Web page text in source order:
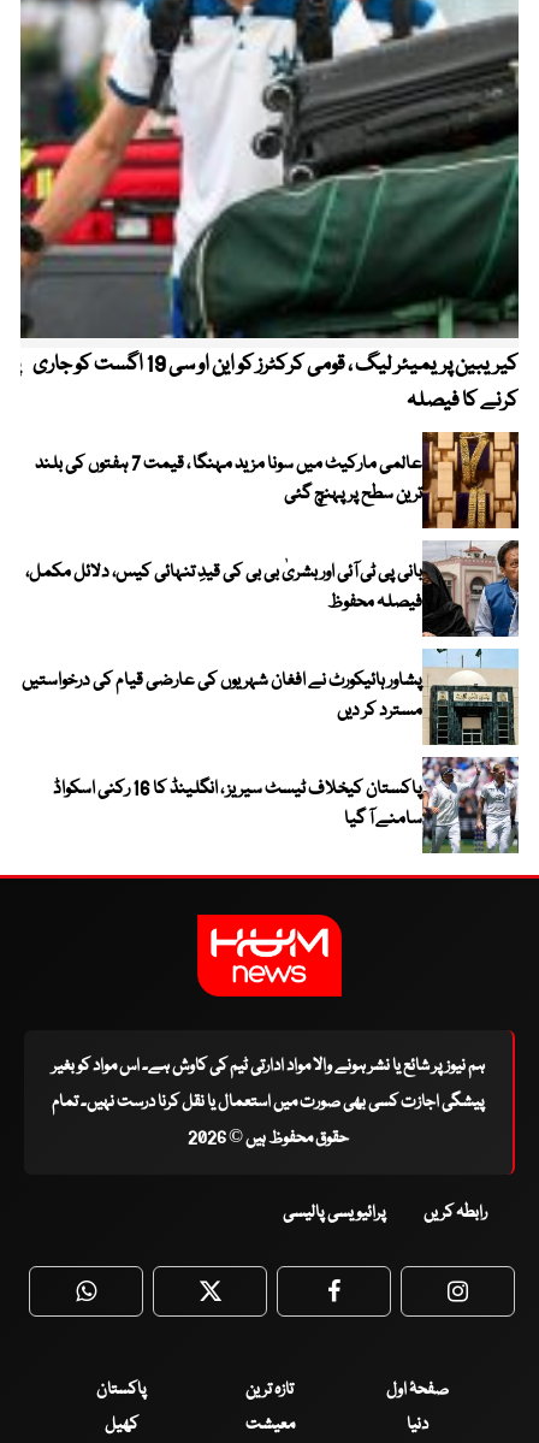
کیریبین پریمیئر لیگ ، قومی کرکٹرز کو این او سی 19 اگست کو جاری
کرنے کا فیصلہ
عالمی مارکیٹ میں سونا مزید مہنگا ، قیمت 7 ہفتوں کی بلند
ترین سطح پر پہنچ گئی
بانی پی ٹی آئی اور بشریٰ بی بی کی قیدِ تنہائی کیس، دلائل مکمل،
فیصلہ محفوظ
پشاور ہائیکورٹ نے افغان شہریوں کی عارضی قیام کی درخواستیں
مسترد کر دیں
پاکستان کیخلاف ٹیسٹ سیریز ، انگلینڈ کا 16 رکنی اسکواڈ
سامنے آ گیا
ہم نیوز پر شائع یا نشر ہونے والا مواد ادارتی ٹیم کی کاوش ہے۔ اس مواد کو بغیر
پیشگی اجازت کسی بھی صورت میں استعمال یا نقل کرنا درست نہیں۔ تمام
حقوق محفوظ ہیں © 2026
رابطہ کریں پرائیویسی پالیسی
WhatsApp Twitter Facebook
صفحۂ اول تازہ ترین
پاکستان
دنیا
معیشت کھیل